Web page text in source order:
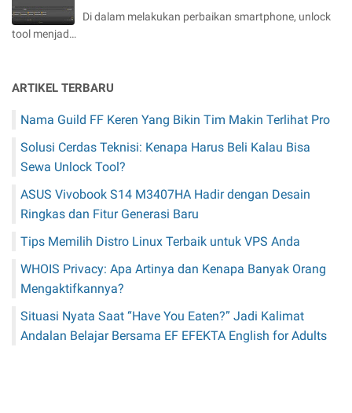
Di dalam melakukan perbaikan smartphone, unlock
tool menjad…
ARTIKEL TERBARU
Nama Guild FF Keren Yang Bikin Tim Makin Terlihat Pro
Solusi Cerdas Teknisi: Kenapa Harus Beli Kalau Bisa
Sewa Unlock Tool?
ASUS Vivobook S14 M3407HA Hadir dengan Desain
Ringkas dan Fitur Generasi Baru
Tips Memilih Distro Linux Terbaik untuk VPS Anda
WHOIS Privacy: Apa Artinya dan Kenapa Banyak Orang
Mengaktifkannya?
Situasi Nyata Saat “Have You Eaten?” Jadi Kalimat
Andalan Belajar Bersama EF EFEKTA English for Adults